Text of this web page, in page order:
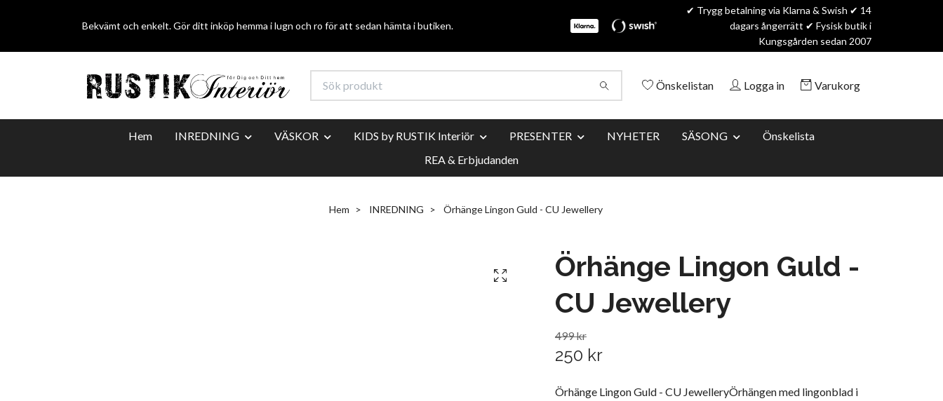
Bekvämt och enkelt. Gör ditt inköp hemma i lugn och ro för att sedan hämta i butiken.
✔ Trygg betalning via Klarna & Swish ✔ 14
dagars ångerrätt ✔ Fysisk butik i
Kungsgården sedan 2007
Önskelistan Logga in Varukorg
Hem INREDNING VÄSKOR KIDS by RUSTIK Interiör PRESENTER NYHETER SÄSONG
Önskelista
REA & Erbjudanden
Hem INREDNING Örhänge Lingon Guld - CU Jewellery
Örhänge Lingon Guld -
CU Jewellery
499 kr
250 kr
Örhänge Lingon Guld - CU JewelleryÖrhängen med lingonblad i